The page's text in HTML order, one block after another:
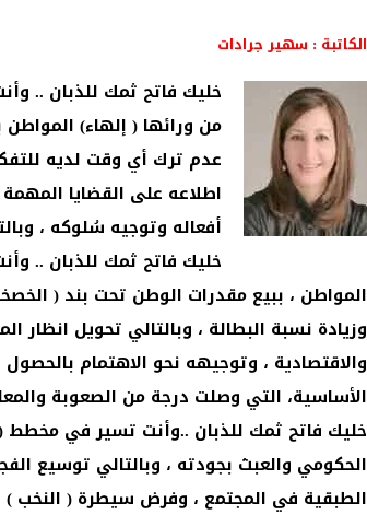
الكاتبة : سهير جرادات
خليك فاتح ثمك للذبان ..
من ورائها ( إلهاء)
عدم ترك أي وقت لديه
اطلاعه على القضايا
أفعاله وتوجيه سُلوكه ،
خليك فاتح ثمك للذبان ..
المواطن ، ببيع مقدرات الوطن تحت بند (
وزيادة نسبة البطالة ، وبالتالي تحويل انظار
والاقتصادية ، وتوجيهه نحو الاهتمام
الأساسية، التي وصلت درجة من الصعوبة
خليك فاتح ثمك للذبان ..وأنت تسير في مخطط
الحكومي والعبث بجودته ، وبالتالي توسيع
الطبقية في المجتمع ، وفرض سيطرة ( النخب )